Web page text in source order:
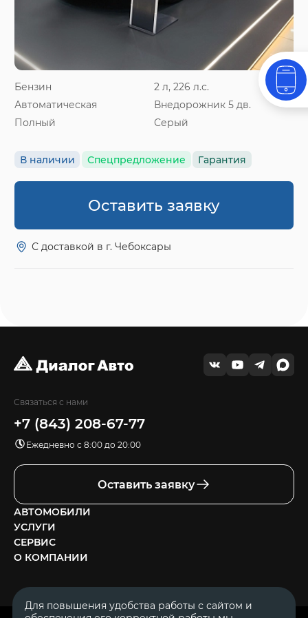
Бензин
2 л, 226 л.с.
Автоматическая
Внедорожник 5 дв.
Полный
Серый
В наличии Спецпредложение Гарантия
Оставить заявку
С доставкой в г. Чебоксары
Связаться с нами
+7 (843) 208-67-77
Ежедневно с 8:00 до 20:00
Оставить заявку
АВТОМОБИЛИ
УСЛУГИ
СЕРВИС
О КОМПАНИИ
Для повышения удобства работы с сайтом и